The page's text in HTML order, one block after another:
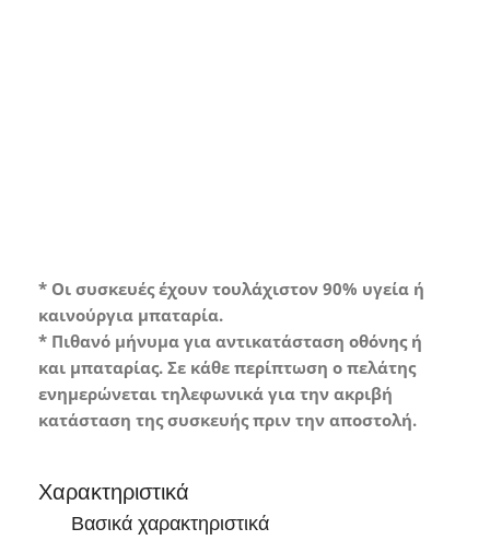
* Οι συσκευές έχουν τουλάχιστον 90% υγεία ή
καινούργια μπαταρία.
* Πιθανό μήνυμα για αντικατάσταση οθόνης ή
και μπαταρίας. Σε κάθε περίπτωση ο πελάτης
ενημερώνεται τηλεφωνικά για την ακριβή
κατάσταση της συσκευής πριν την αποστολή.
Χαρακτηριστικά
Βασικά χαρακτηριστικά